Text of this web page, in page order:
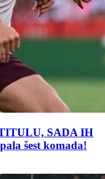
SADA IH
šest komada!